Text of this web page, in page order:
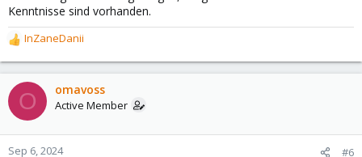
Kenntnisse sind vorhanden.
R
e
a
c
t
o
n
InZaneDanii
O omavoss
Active Member
Sep 6, 2024 #6